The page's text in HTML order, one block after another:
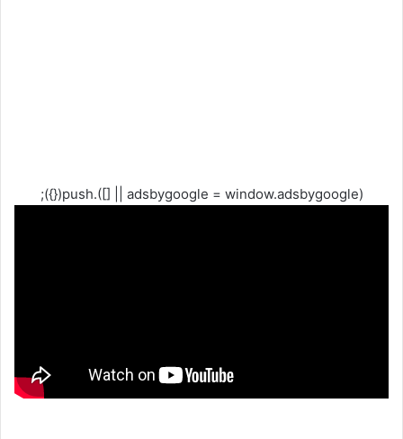
(adsbygoogle = window.adsbygoogle || []).push({});